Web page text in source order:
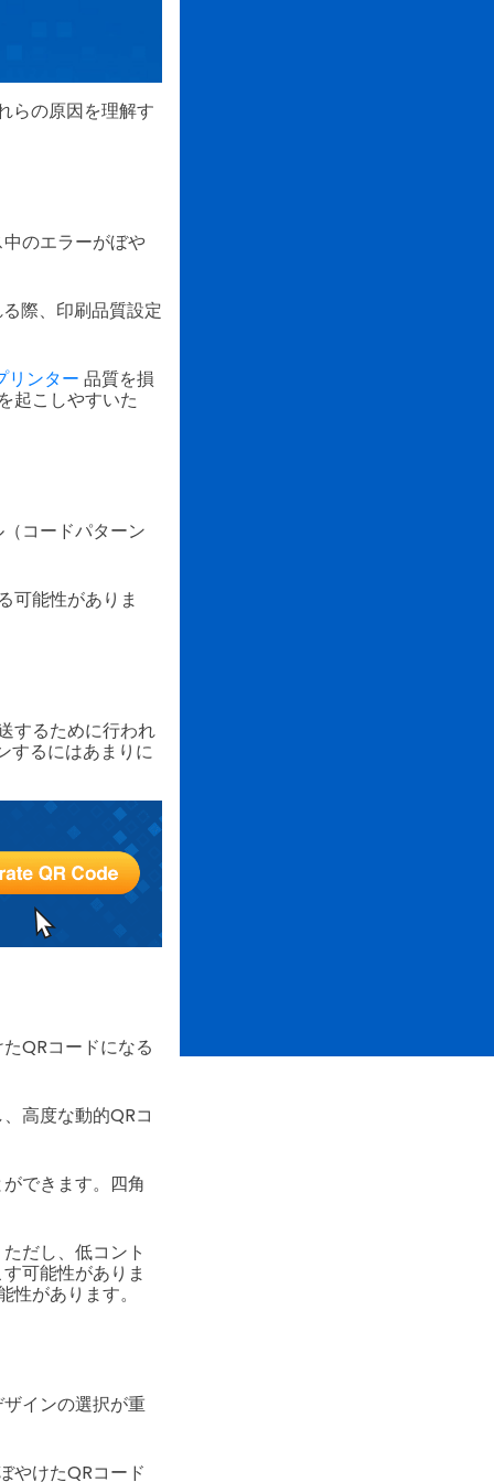
らの原因を理解す
のエラーがぼや
際、印刷品質設定
リンター 品質を損
起こしやすいた
コードパターン
可能性がありま
するために行われ
するにはあまりに
QRコードになる
高度な動的QRコ
できます。四角
だし、低コント
可能性がありま
があります。
インの選択が重
やけたQRコード